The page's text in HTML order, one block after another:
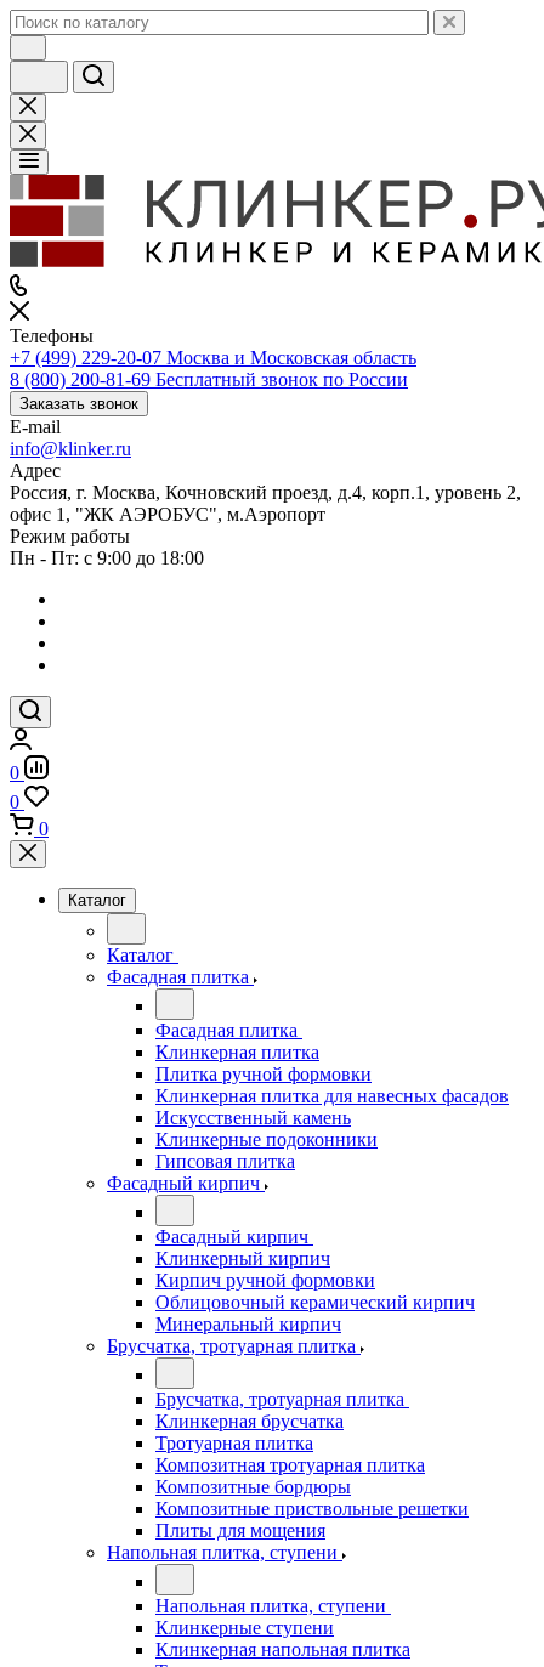
Телефоны
+7 (499) 229-20-07 Москва и Московская область
8 (800) 200-81-69 Бесплатный звонок по России
Заказать звонок
E-mail
info@klinker.ru
Адрес
Россия, г. Москва, Кочновский проезд, д.4, корп.1, уровень 2,
офис 1, "ЖК АЭРОБУС", м.Аэропорт
Режим работы
Пн - Пт: с 9:00 до 18:00
0
0
0
Каталог
Каталог
Фасадная плитка
Фасадная плитка
Клинкерная плитка
Плитка ручной формовки
Клинкерная плитка для навесных фасадов
Искусственный камень
Клинкерные подоконники
Гипсовая плитка
Фасадный кирпич
Фасадный кирпич
Клинкерный кирпич
Кирпич ручной формовки
Облицовочный керамический кирпич
Минеральный кирпич
Брусчатка, тротуарная плитка
Брусчатка, тротуарная плитка
Клинкерная брусчатка
Тротуарная плитка
Композитная тротуарная плитка
Композитные бордюры
Композитные приствольные решетки
Плиты для мощения
Напольная плитка, ступени
Напольная плитка, ступени
Клинкерные ступени
Клинкерная напольная плитка